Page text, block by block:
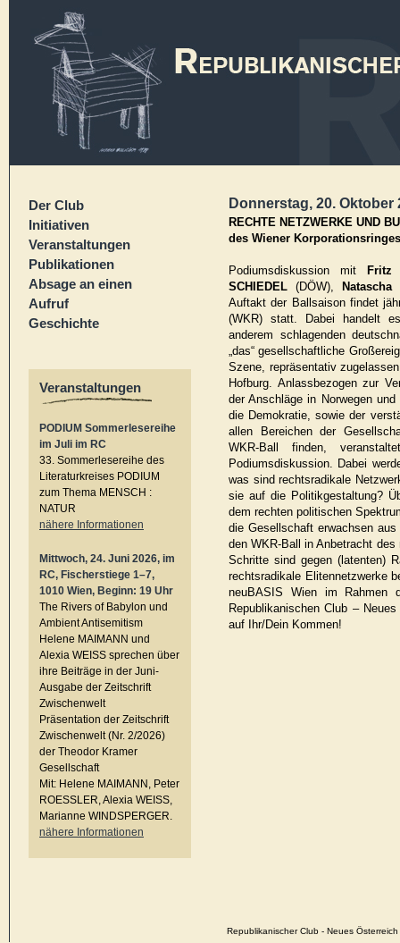
Der Club
Initiativen
Veranstaltungen
Publikationen
Absage an einen
Aufruf
Geschichte
Veranstaltungen
PODIUM Sommerlesereihe
im Juli im RC
33. Sommerlesereihe des
Literaturkreises PODIUM
zum Thema MENSCH :
NATUR
nähere Informationen
Mittwoch, 24. Juni 2026, im
RC, Fischerstiege 1–7,
1010 Wien, Beginn: 19 Uhr
The Rivers of Babylon und
Ambient Antisemitism
Helene MAIMANN und
Alexia WEISS sprechen über
ihre Beiträge in der Juni-
Ausgabe der Zeitschrift
Zwischenwelt
Präsentation der Zeitschrift
Zwischenwelt (Nr. 2/2026)
der Theodor Kramer
Gesellschaft
Mit: Helene MAIMANN, Peter
ROESSLER, Alexia WEISS,
Marianne WINDSPERGER.
nähere Informationen
Donnerstag, 20. Oktober
RECHTE NETZWERKE UND
des Wiener
Podiumsdiskussion mit
Fritz
SCHIEDEL (DÖW),
Natascha
Auftakt der Ballsaison findet
(WKR) statt. Dabei handelt
anderem schlagenden
„das“ gesellschaftliche
Szene, repräsentativ
Hofburg. Anlassbezogen zur
der Anschläge in Norwegen
die Demokratie, sowie der
allen Bereichen der
WKR-Ball finden,
Podiumsdiskussion. Dabei
was sind rechtsradikale
sie auf die Politikgestaltung?
dem rechten politischen
die Gesellschaft erwachsen
den WKR-Ball in Anbetracht
Schritte sind gegen (latenten)
rechtsradikale Elitennetzwerke
neuBASIS Wien im Rahmen
Republikanischen Club –
auf Ihr/Dein Kommen!
Republikanischer Club - Neues